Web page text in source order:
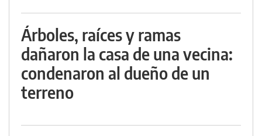
Árboles, raíces y ramas
dañaron la casa de una vecina:
condenaron al dueño de un
terreno